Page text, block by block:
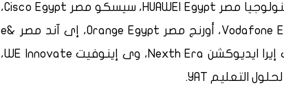
الأمم المتحدة الإنمائى UNDP، هواوى للتكنولوجيا مصر HUAWEI Egypt، سيسكو مصر Cisco Egypt،
المصرية للاتصالات WE، فودافون مصر Vodafone Egypt، أورنج مصر Orange Egypt، إى آند مصر e&
Egypt ، أى سى تى مصر ICT Misr، نيكست إيرا ايديوكشن Nexth Era، وى إينوفيت WE Innovate،